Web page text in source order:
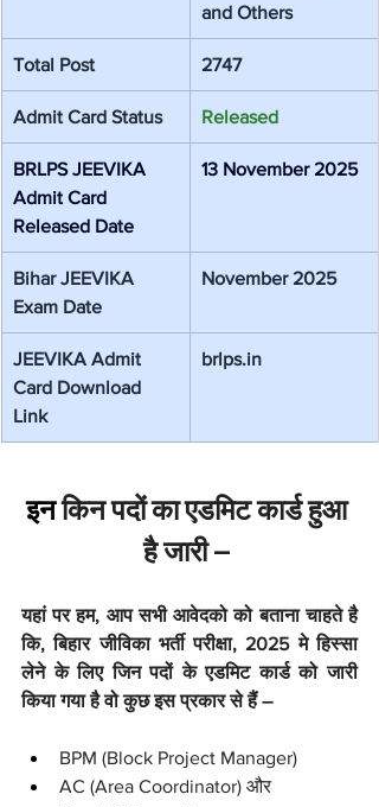
and Others
Total Post 2747
Admit Card Status Released
BRLPS JEEVIKA
Admit Card
Released Date
13 November 2025
Bihar JEEVIKA
Exam Date
November 2025
JEEVIKA Admit
Card Download
Link
brlps.in
इन किन पदों का एडमिट कार्ड हुआ
है जारी –
यहां पर हम, आप सभी आवेदको को बताना चाहते है
कि, बिहार जीविका भर्ती परीक्षा, 2025 मे हिस्सा
लेने के लिए जिन पदों के एडमिट कार्ड को जारी
किया गया है वो कुछ इस प्रकार से हैं –
BPM (Block Project Manager)
AC (Area Coordinator) और